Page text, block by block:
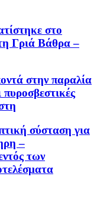
στο
Γριά Βάθρα –
στην παραλία
σύσταση για
–
των